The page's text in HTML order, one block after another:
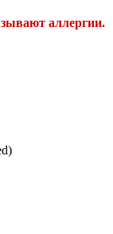
аллергии.